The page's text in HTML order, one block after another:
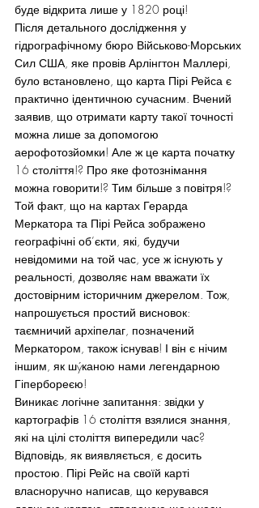
буде відкрита лише у 1820 році!
Після детального дослідження у
гідрографічному бюро Військово-Морських
Сил США, яке провів Арлінгтон Маллері,
було встановлено, що карта Пірі Рейса є
практично ідентичною сучасним. Вчений
заявив, що отримати карту такої точності
можна лише за допомогою
аерофотозйомки! Але ж це карта початку
16 століття!? Про яке фотознімання
можна говорити!? Тим більше з повітря!?
Той факт, що на картах Герарда
Меркатора та Пірі Рейса зображено
географічні об’єкти, які, будучи
невідомими на той час, усе ж існують у
реальності, дозволяє нам вважати їх
достовірним історичним джерелом. Тож,
напрошується простий висновок:
таємничий архіпелаг, позначений
Меркатором, також існував! І він є нічим
іншим, як шýканою нами легендарною
Гіпербореєю!
Виникає логічне запитання: звідки у
картографів 16 століття взялися знання,
які на цілі століття випередили час?
Відповідь, як виявляється, є досить
простою. Пірі Рейс на своїй карті
власноручно написав, що керувався